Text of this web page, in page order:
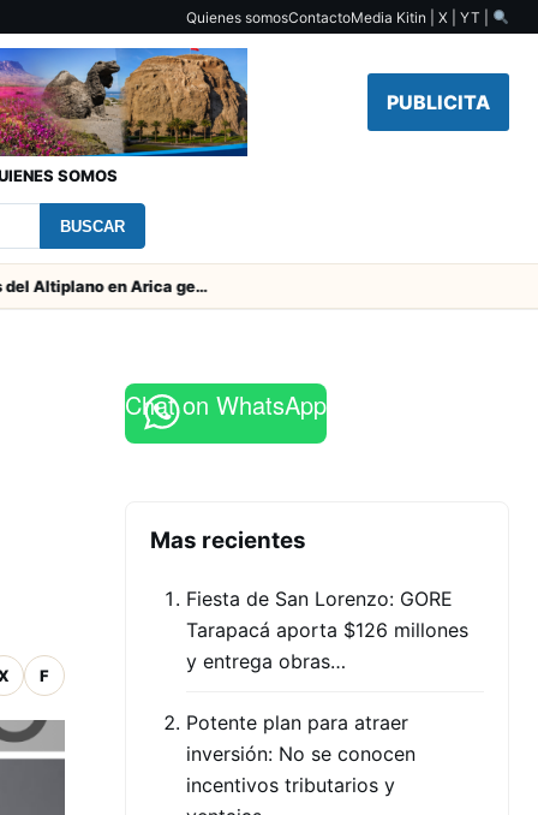
Quienes somosContactoMedia Kitin | X | YT |
PUBLICITA
SOMOS
BUSCAR
Obras de Aguas del Altiplano en Arica generan puestos de trabajo
F
Chat on WhatsApp
Mas recientes
Fiesta de San Lorenzo: GORE
Tarapacá aporta $126 millones
y entrega obras…
Potente plan para atraer
inversión: No se conocen
incentivos tributarios y